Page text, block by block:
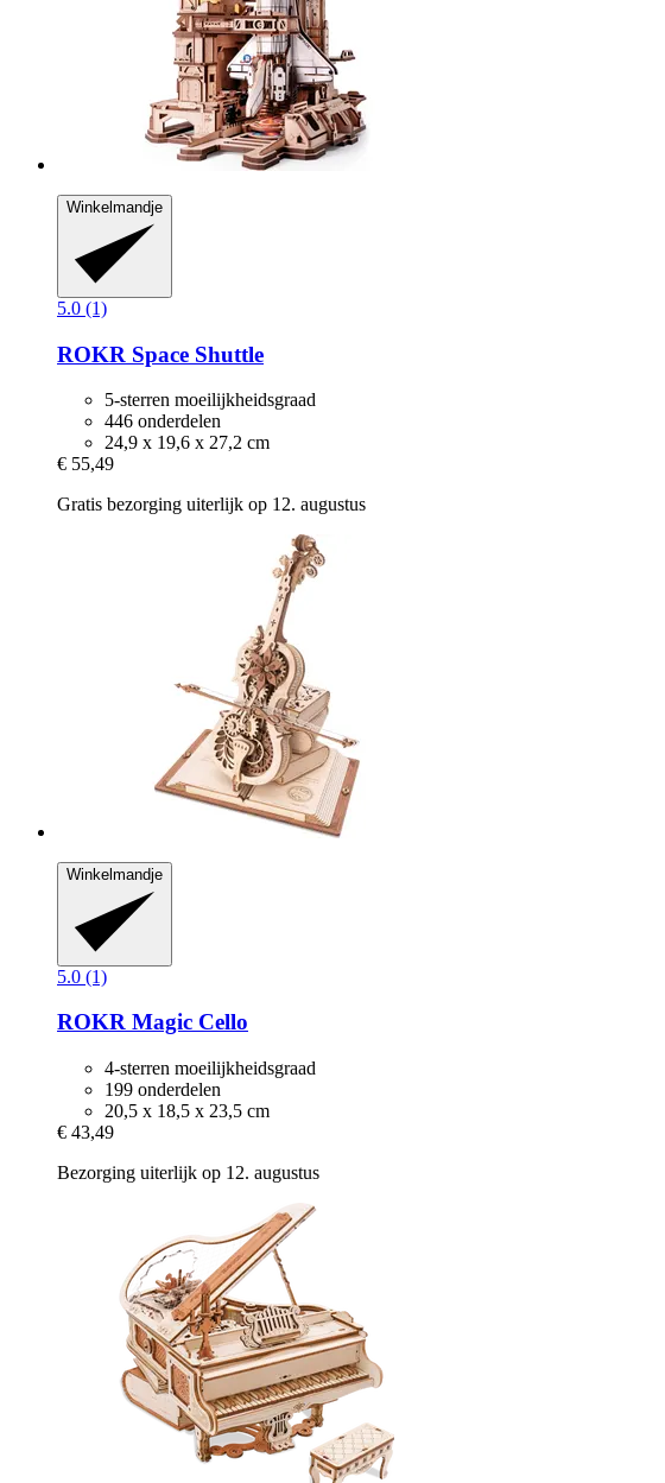
Winkelmandje
5.0 (1)
ROKR Space Shuttle
5-sterren moeilijkheidsgraad
446 onderdelen
24,9 x 19,6 x 27,2 cm
€ 55,49
Gratis bezorging uiterlijk op 12. augustus
Winkelmandje
5.0 (1)
ROKR Magic Cello
4-sterren moeilijkheidsgraad
199 onderdelen
20,5 x 18,5 x 23,5 cm
€ 43,49
Bezorging uiterlijk op 12. augustus